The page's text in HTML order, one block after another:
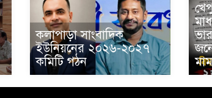
কলাপাড়া সাংবাদিক
ইউনিয়নের ২০২৬-২০২৭
কমিটি গঠন